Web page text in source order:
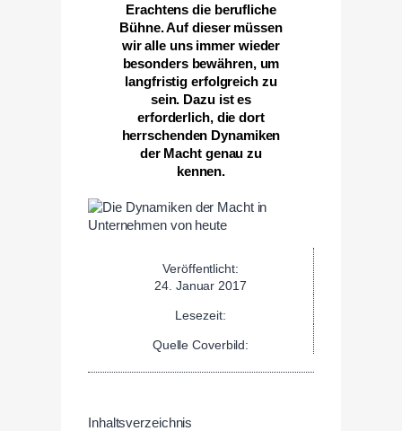
Erachtens die berufliche
Bühne. Auf dieser müssen
wir alle uns immer wieder
besonders bewähren, um
langfristig erfolgreich zu
sein. Dazu ist es
erforderlich, die dort
herrschenden Dynamiken
der Macht genau zu
kennen.
Veröffentlicht:
24. Januar 2017
Lesezeit:
Quelle Coverbild:
Inhaltsverzeichnis